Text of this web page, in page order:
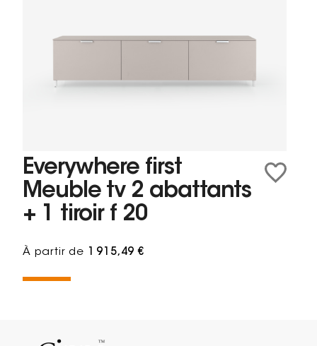
Everywhere first
Meuble tv 2 abattants
+ 1 tiroir f 20
À partir de 1 915,49 €